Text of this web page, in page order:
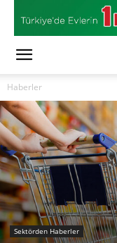
Haberler
Sektörden Haberler